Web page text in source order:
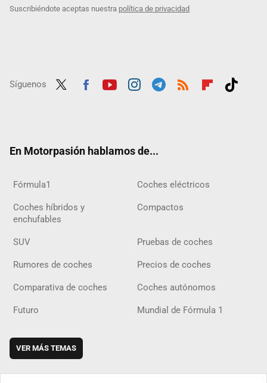
Suscribiéndote aceptas nuestra política de privacidad
Síguenos
En Motorpasión hablamos de...
Fórmula1 Coches eléctricos
Coches híbridos y
enchufables
Compactos
SUV Pruebas de coches
Rumores de coches Precios de coches
Comparativa de coches Coches autónomos
Futuro Mundial de Fórmula 1
VER MÁS TEMAS